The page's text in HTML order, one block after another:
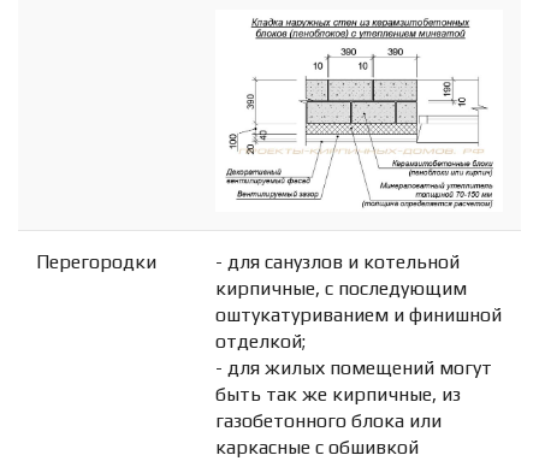
Перегородки
- для санузлов и котельной
кирпичные, с последующим
оштукатуриванием и финишной
отделкой;
- для жилых помещений могут
быть так же кирпичные, из
газобетонного блока или
каркасные с обшивкой